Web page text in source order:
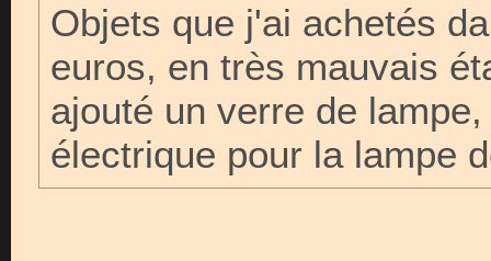
Objets que j'ai achetés
euros, en très mauvais
ajouté un verre de
électrique pour la lampe